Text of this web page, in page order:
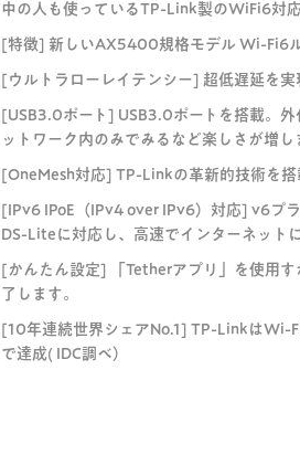
中の人も使っているTP-Link製のWiFi6対
[特徴] 新しいAX5400規格モデル Wi-Fi6
[ウルトラローレイテンシー] 超低遅延を実
[USB3.0ポート] USB3.0ポートを搭載。
ットワーク内のみでみるなど楽しさが増し
[OneMesh対応] TP-Linkの革新的技術を搭
[IPv6 IPoE（IPv4 over IPv6）対応] v6プ
DS-Liteに対応し、高速でインターネット
[かんたん設定] 「Tetherアプリ」を使用
了します。
[10年連続世界シェアNo.1] TP-LinkはWi-
で達成( IDC調べ）